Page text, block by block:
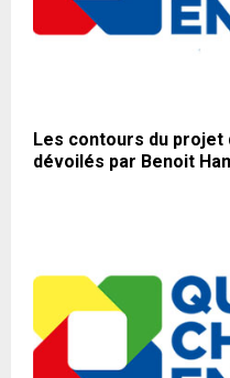
Les contours du projet
dévoilés par Benoit